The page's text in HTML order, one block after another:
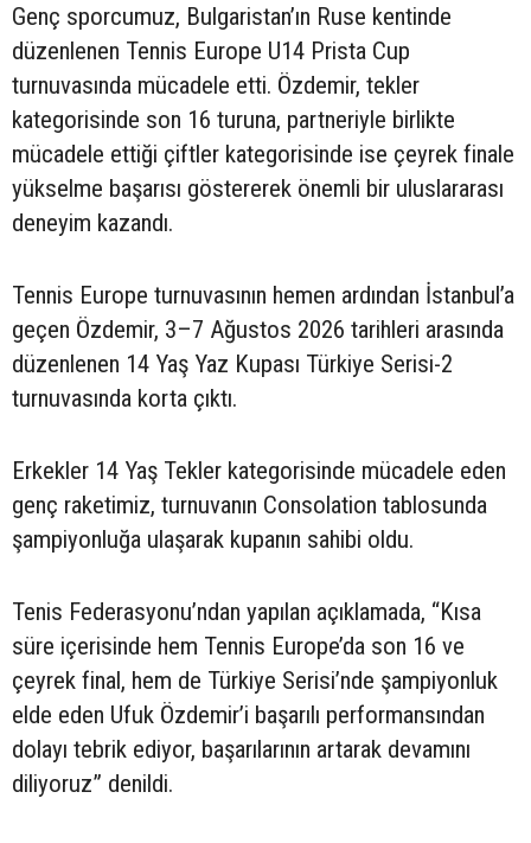
Genç sporcumuz, Bulgaristan’ın Ruse kentinde
düzenlenen Tennis Europe U14 Prista Cup
turnuvasında mücadele etti. Özdemir, tekler
kategorisinde son 16 turuna, partneriyle birlikte
mücadele ettiği çiftler kategorisinde ise çeyrek finale
yükselme başarısı göstererek önemli bir uluslararası
deneyim kazandı.
Tennis Europe turnuvasının hemen ardından İstanbul’a
geçen Özdemir, 3–7 Ağustos 2026 tarihleri arasında
düzenlenen 14 Yaş Yaz Kupası Türkiye Serisi-2
turnuvasında korta çıktı.
Erkekler 14 Yaş Tekler kategorisinde mücadele eden
genç raketimiz, turnuvanın Consolation tablosunda
şampiyonluğa ulaşarak kupanın sahibi oldu.
Tenis Federasyonu’ndan yapılan açıklamada, “Kısa
süre içerisinde hem Tennis Europe’da son 16 ve
çeyrek final, hem de Türkiye Serisi’nde şampiyonluk
elde eden Ufuk Özdemir’i başarılı performansından
dolayı tebrik ediyor, başarılarının artarak devamını
diliyoruz” denildi.